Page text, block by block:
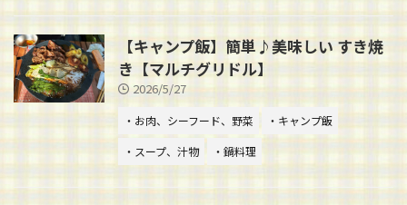
【キャンプ飯】簡単♪美味しい すき焼
き【マルチグリドル】
2026/5/27
・お肉、シーフード、野菜
・キャンプ飯
・スープ、汁物
・鍋料理